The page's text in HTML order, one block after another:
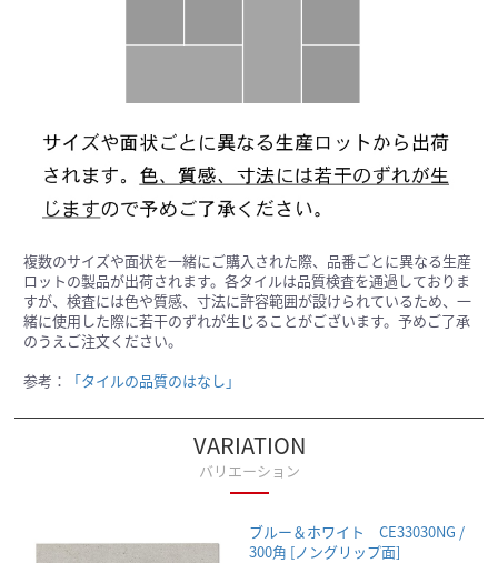
複数のサイズや面状を一緒にご購入された際、品番ごとに異なる生産
ロットの製品が出荷されます。各タイルは品質検査を通過しておりま
すが、検査には色や質感、寸法に許容範囲が設けられているため、一
緒に使用した際に若干のずれが生じることがございます。予めご了承
のうえご注文ください。
参考：
「タイルの品質のはなし」
VARIATION
バリエーション
ブルー＆ホワイト CE33030NG /
300角 [ノングリップ面]